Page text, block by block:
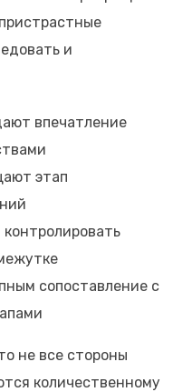
и
впечатление
этап
сопоставление с
не все стороны
количественному